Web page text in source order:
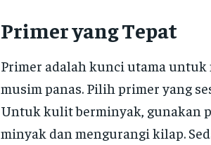
Primer yang Tepat
Primer adalah kunci utama untuk
musim panas. Pilih primer yang
Untuk kulit berminyak, gunakan
minyak dan mengurangi kilap.